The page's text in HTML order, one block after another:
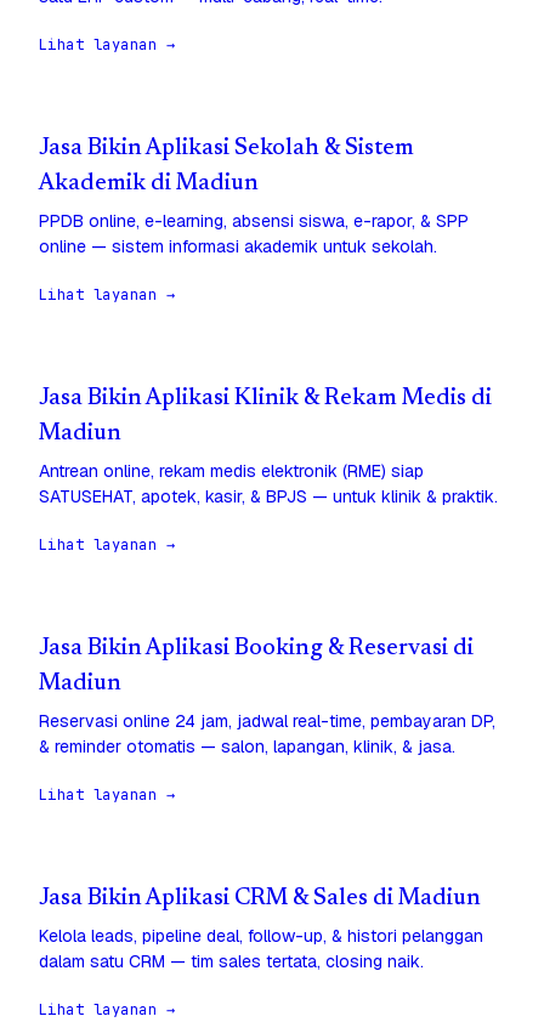
Lihat layanan →
Jasa Bikin Aplikasi Sekolah & Sistem
Akademik di Madiun
PPDB online, e-learning, absensi siswa, e-rapor, & SPP
online — sistem informasi akademik untuk sekolah.
Lihat layanan →
Jasa Bikin Aplikasi Klinik & Rekam Medis di
Madiun
Antrean online, rekam medis elektronik (RME) siap
SATUSEHAT, apotek, kasir, & BPJS — untuk klinik & praktik.
Lihat layanan →
Jasa Bikin Aplikasi Booking & Reservasi di
Madiun
Reservasi online 24 jam, jadwal real-time, pembayaran DP,
& reminder otomatis — salon, lapangan, klinik, & jasa.
Lihat layanan →
Jasa Bikin Aplikasi CRM & Sales di Madiun
Kelola leads, pipeline deal, follow-up, & histori pelanggan
dalam satu CRM — tim sales tertata, closing naik.
Lihat layanan →